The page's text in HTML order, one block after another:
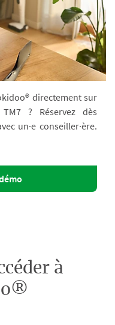
directement sur
? Réservez dès
un·e conseiller·ère.
à